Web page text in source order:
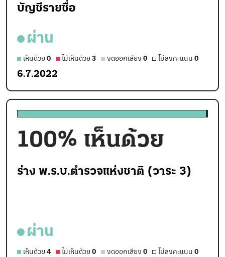
บัญชีรายชื่อ
ผ่าน
เห็นด้วย 0 ไม่เห็นด้วย 3 งดออกเสียง 0 ไม่ลงคะแนน 0
6.7.2022
100% เห็นด้วย
ร่าง พ.ร.บ.ตำรวจแห่งชาติ (วาระ 3)
ผ่าน
เห็นด้วย 4 ไม่เห็นด้วย 0 งดออกเสียง 0 ไม่ลงคะแนน 0